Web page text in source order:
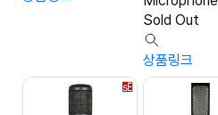
Sold Out
상품링크